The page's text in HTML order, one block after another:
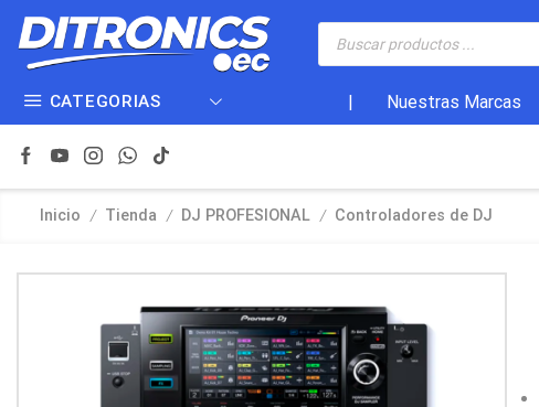
CATEGORIAS Nuestras Marcas
Inicio / Tienda / DJ PROFESIONAL / Controladores de DJ